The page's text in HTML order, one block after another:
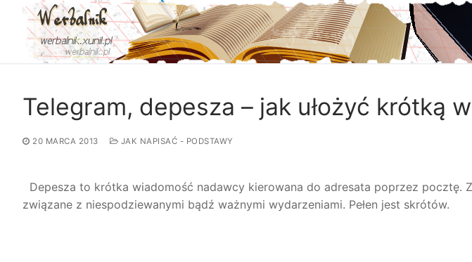
Przejdź
treści
Telegram, depesza – jak ułożyć krótką
20 MARCA 2013 JAK NAPISAĆ - PODSTAWY
Depesza to krótka wiadomość nadawcy kierowana do adresata poprzez pocztę.
związane z niespodziewanymi bądź ważnymi wydarzeniami. Pełen jest skrótów.